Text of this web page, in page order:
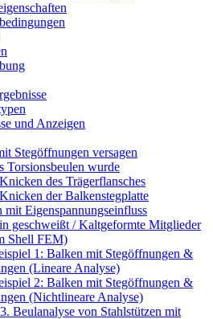
und Anzeigen
Stegöffnungen versagen
Torsionsbeulen wurde
des Trägerflansches
der Balkenstegplatte
mit Eigenspannungseinfluss
geschweißt / Kaltgeformte Mitglieder
Shell FEM)
1: Balken mit Stegöffnungen &
(Lineare Analyse)
2: Balken mit Stegöffnungen &
(Nichtlineare Analyse)
Beulanalyse von Stahlstützen mit